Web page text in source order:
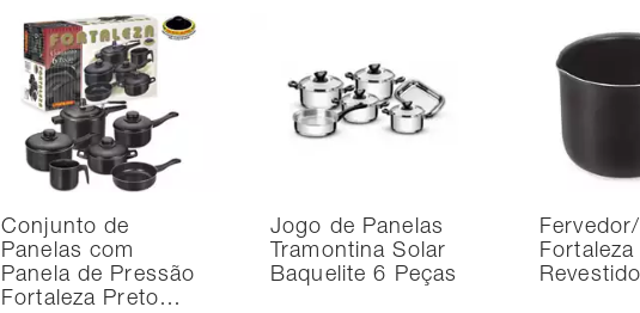
Conjunto de
Panelas com
Panela de Pressão
Fortaleza Preto…
Jogo de Panelas
Tramontina Solar
Baquelite 6 Peças